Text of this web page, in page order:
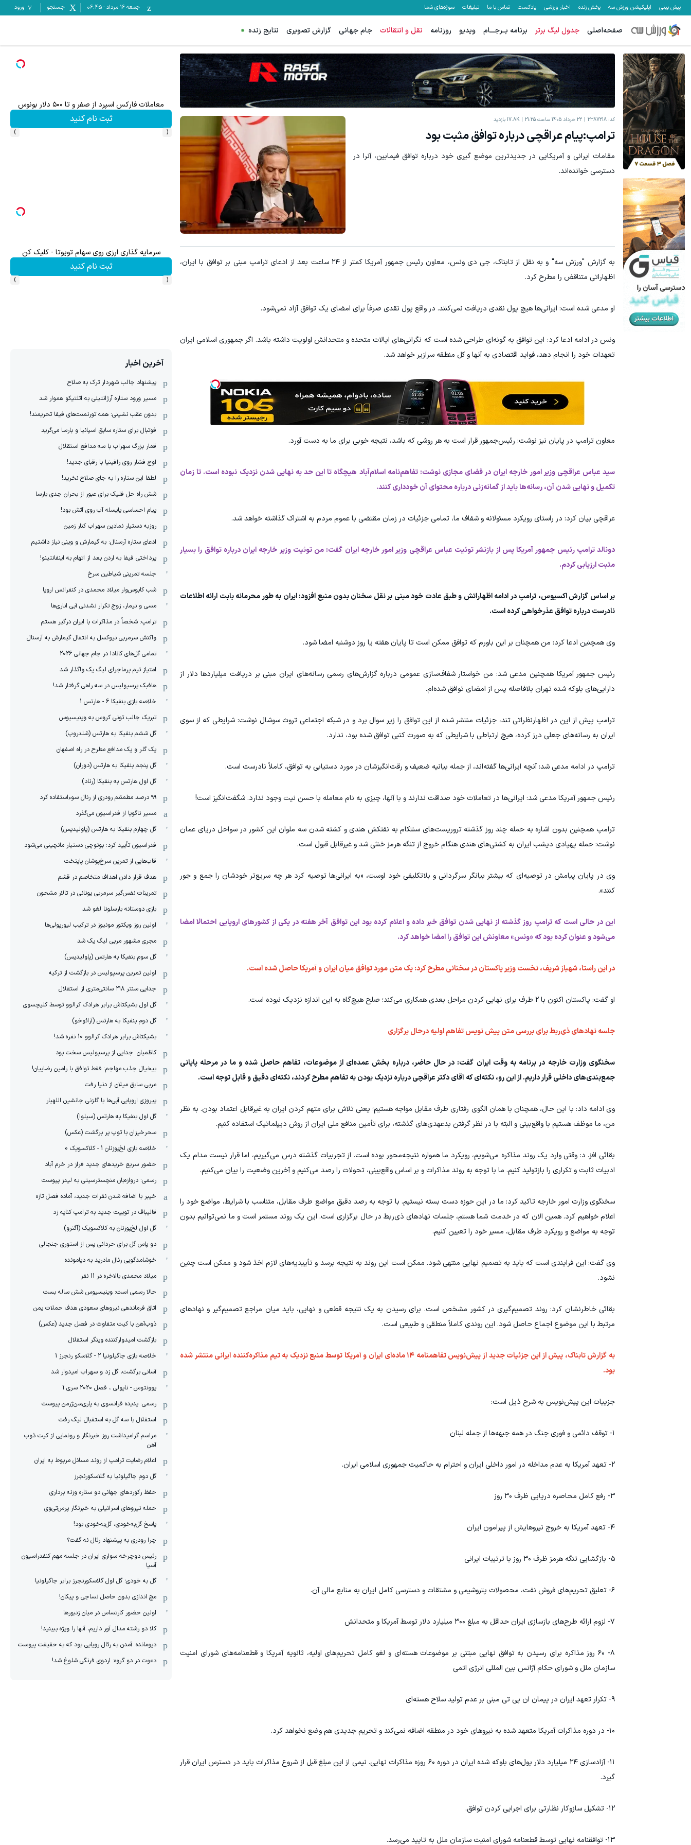
پیش بینی اپلیکیشن ورزش سه پخش زنده اخبار ورزشی پادکست تماس با ما تبلیغات سوژه‌های شما جمعه ۱۶ مرداد -
06:45 جستجو ورود
صفحه‌اصلی جدول لیگ برتر برنامه بــرجـــام ویدیو روزنامه نقل و انتقالات جام جهانی گزارش تصویری نتایج زنده
کد: 2387218 22 خرداد 1405 ساعت 21:25 17.8K بازدید
ترامپ:پیام عراقچی درباره توافق مثبت بود
مقامات ایرانی و آمریکایی در جدیدترین موضع گیری خود درباره توافق فیمابین، آنرا در
دسترسی خوانده‌اند.
به گزارش "ورزش سه" و به نقل از تابناک، جی دی ونس، معاون رئیس جمهور آمریکا کمتر از ۲۴ ساعت بعد از ادعای ترامپ مبنی بر توافق با ایران،
اظهاراتی متناقض را مطرح کرد.
او مدعی شده است: ایرانی‌ها هیچ پول نقدی دریافت نمی‌کنند. در واقع پول نقدی صرفاً برای امضای یک توافق آزاد نمی‌شود.
ونس در ادامه ادعا کرد: این توافق به گونه‌ای طراحی شده است که نگرانی‌های ایالات متحده و متحدانش اولویت داشته باشد. اگر جمهوری اسلامی ایران
تعهدات خود را انجام دهد، فواید اقتصادی به آنها و کل منطقه سرازیر خواهد شد.
معاون ترامپ در پایان نیز نوشت: رئیس‌جمهور قرار است به هر روشی که باشد، نتیجه خوبی برای ما به دست آورد.
سید عباس عراقچی وزیر امور خارجه ایران در فضای مجازی نوشت: تفاهم‌نامه اسلام‌آباد هیچگاه تا این حد به نهایی شدن نزدیک نبوده است. تا زمان
تکمیل و نهایی شدن آن، رسانه‌ها باید از گمانه‌زنی درباره محتوای آن خودداری کنند.
عراقچی بیان کرد: در راستای رویکرد مسئولانه و شفاف ما، تمامی جزئیات در زمان مقتضی با عموم مردم به اشتراک گذاشته خواهد شد.
دونالد ترامپ رئیس جمهور آمریکا پس از بازنشر توئیت عباس عراقچی وزیر امور خارجه ایران گفت: من توئیت وزیر خارجه ایران درباره توافق را بسیار
مثبت ارزیابی کردم.
بر اساس گزارش اکسیوس، ترامپ در ادامه اظهاراتش و طبق عادت خود مبنی بر نقل سخنان بدون منبع افزود: ایران به طور محرمانه بابت ارائه اطلاعات
نادرست درباره توافق عذرخواهی کرده است.
وی همچنین ادعا کرد: من همچنان بر این باورم که توافق ممکن است تا پایان هفته یا روز دوشنبه امضا شود.
رئیس جمهور آمریکا همچنین مدعی شد: من خواستار شفاف‌سازی عمومی درباره گزارش‌های رسمی رسانه‌های ایران مبنی بر دریافت میلیارد‌ها دلار از
دارایی‌های بلوکه شده تهران بلافاصله پس از امضای توافق شده‌ام.
ترامپ پیش از این در اظهارنظراتی تند، جزئیات منتشر شده از این توافق را زیر سوال برد و در شبکه اجتماعی تروث سوشال نوشت: شرایطی که از سوی
ایران به رسانه‌های جعلی درز کرده، هیچ ارتباطی با شرایطی که به صورت کتبی توافق شده بود، ندارد.
ترامپ در ادامه مدعی شد: آنچه ایرانی‌ها گفته‌اند، از جمله بیانیه ضعیف و رقت‌انگیزشان در مورد دستیابی به توافق، کاملاً نادرست است.
رئیس جمهور آمریکا مدعی شد: ایرانی‌ها در تعاملات خود صداقت ندارند و با آنها، چیزی به نام معامله با حسن نیت وجود ندارد. شگفت‌انگیز است!
ترامپ همچنین بدون اشاره به حمله چند روز گذشته تروریست‌های سنتکام به نفتکش هندی و کشته شدن سه ملوان این کشور در سواحل دریای عمان
نوشت: حمله پهپادی دیشب ایران به کشتی‌های هندی هنگام خروج از تنگه هرمز خنثی شد و غیرقابل قبول است.
وی در پایان پیامش در توصیه‌ای که بیشتر بیانگر سرگردانی و بلاتکلیفی خود اوست، «به ایرانی‌ها توصیه کرد هر چه سریع‌تر خودشان را جمع و جور
کنند».
این در حالی است که ترامپ روز گذشته از نهایی شدن توافق خبر داده و اعلام کرده بود این توافق آخر هفته در یکی از کشور‌های اروپایی احتمالا امضا
می‌شود و عنوان کرده بود که «ونس» معاونش این توافق را امضا خواهد کرد.
در این راستا، شهباز شریف، نخست وزیر پاکستان در سخنانی مطرح کرد: یک متن مورد توافق میان ایران و آمریکا حاصل شده است.
او گفت: پاکستان اکنون با ۲ طرف برای نهایی کردن مراحل بعدی همکاری می‌کند؛ صلح هیچ‌گاه به این اندازه نزدیک نبوده است.
جلسه نهادهای ذی‌ربط برای بررسی متن پیش نویس تفاهم اولیه درحال برگزاری
سخنگوی وزارت خارجه در برنامه به وقت ایران گفت: در حال حاضر، درباره بخش عمده‌ای از موضوعات، تفاهم حاصل شده و ما در مرحله پایانی
جمع‌بندی‌های داخلی قرار داریم. از این رو، نکته‌ای که آقای دکتر عراقچی درباره نزدیک بودن به تفاهم مطرح کردند، نکته‌ای دقیق و قابل توجه است.
وی ادامه داد: با این حال، همچنان با همان الگوی رفتاری طرف مقابل مواجه هستیم؛ یعنی تلاش برای متهم کردن ایران به غیرقابل اعتماد بودن. به نظر
من، ما موظف هستیم با واقع‌بینی و البته با در نظر گرفتن بدعهدی‌های گذشته، برای تأمین منافع ملی ایران از روش دیپلماتیک استفاده کنیم.
بقائی افز. د: وقتی وارد یک روند مذاکره می‌شویم، رویکرد ما همواره نتیجه‌محور بوده است. از تجربیات گذشته درس می‌گیریم، اما قرار نیست مدام یک
ادبیات ثابت و تکراری را بازتولید کنیم. ما با توجه به روند مذاکرات و بر اساس واقع‌بینی، تحولات را رصد می‌کنیم و آخرین وضعیت را بیان می‌کنیم.
سخنگوی وزارت امور خارجه تاکید کرد: ما در این حوزه دست بسته نیستیم. با توجه به رصد دقیق مواضع طرف مقابل، متناسب با شرایط، مواضع خود را
اعلام خواهیم کرد. همین الان که در خدمت شما هستم، جلسات نهاد‌های ذی‌ربط در حال برگزاری است. این یک روند مستمر است و ما نمی‌توانیم بدون
توجه به مواضع و رویکرد طرف مقابل، مسیر خود را تعیین کنیم.
وی گفت: این فرایندی است که باید به تصمیم نهایی منتهی شود. ممکن است این روند به نتیجه برسد و تأییدیه‌های لازم اخذ شود و ممکن است چنین
نشود.
بقائی خاطرنشان کرد: روند تصمیم‌گیری در کشور مشخص است. برای رسیدن به یک نتیجه قطعی و نهایی، باید میان مراجع تصمیم‌گیر و نهاد‌های
مرتبط با این موضوع اجماع حاصل شود. این روندی کاملاً منطقی و طبیعی است.
به گزارش تابناک، پیش از این جزئیات جدید از پیش‌نویس تفاهمنامه ۱۴ ماده‌ای ایران و آمریکا توسط منبع نزدیک به تیم مذاکره‌کننده ایرانی منتشر شده
بود.
جزییات این پیش‌نویس به شرح ذیل است:
۱- توقف دائمی و فوری جنگ در همه جبهه‌ها از جمله لبنان
۲- تعهد آمریکا به عدم مداخله در امور داخلی ایران و احترام به حاکمیت جمهوری اسلامی ایران.
۳- رفع کامل محاصره دریایی ظرف ۳۰ روز
۴- تعهد آمریکا به خروج نیروهایش از پیرامون ایران
۵- بازگشایی تنگه هرمز ظرف ۳۰ روز با ترتیبات ایرانی
۶- تعلیق تحریم‌های فروش نفت، محصولات پتروشیمی و مشتقات و دسترسی کامل ایران به منابع مالی آن.
۷- لزوم ارائه طرح‌های بازسازی ایران حداقل به مبلغ ۳۰۰ میلیارد دلار توسط آمریکا و متحدانش
۸- ۶۰ روز مذاکره برای رسیدن به توافق نهایی مبتنی بر موضوعات هسته‌ای و لغو کامل تحریم‌های اولیه، ثانویه آمریکا و قطعنامه‌های شورای امنیت
سازمان ملل و شورای حکام آژانس بین المللی انرژی اتمی
۹- تکرار تعهد ایران در پیمان ان پی تی مبنی بر عدم تولید سلاح هسته‌ای
۱۰- در دوره مذاکرات آمریکا متعهد شده به نیرو‌های خود در منطقه اضافه نمی‌کند و تحریم جدیدی هم وضع نخواهد کرد.
۱۱- آزادسازی ۲۴ میلیارد دلار پول‌های بلوکه شده ایران در دوره ۶۰ روزه مذاکرات نهایی. نیمی از این مبلغ قبل از شروع مذاکرات باید در دسترس ایران قرار
گیرد.
۱۲- تشکیل سازوکار نظارتی برای اجرایی کردن توافق.
۱۳- توافقنامه نهایی توسط قطعنامه شورای امنیت سازمان ملل به تایید می‌رسد.
معاملات فارکس اسپرد از صفر و تا ۵۰۰ دلار بونوس
ثبت نام کنید
‹
›
سرمایه گذاری ارزی روی سهام تویوتا - کلیک کن
ثبت نام کنید
‹
›
آخرین اخبار
پیشنهاد جالب شهردار ترک به صلاح
مسیر ورود ستاره آرژانتینی به اتلتیکو هموار شد
بدون عقب نشینی: همه تورنمنت‌های فیفا تحریمند!
فوتبال برای ستاره سابق اسپانیا و بارسا می‌گرید
قمار بزرگ سهراب با سه مدافع استقلال
اوج فشار روی رافینیا با رقبای جدید!
لطفا این ستاره را به جای صلاح نخرید!
شش راه حل فلیک برای عبور از بحران جدی بارسا
پیام احساسی یایسله آب روی آتش بود!
روزبه دستیار نمادین سهراب کنار زمین
ادعای ستاره آرسنال: به گیمارش و وینی نیاز داشتیم
پرداختی فیفا به اردن بعد از اتهام به اینفانتینو!
جلسه تمرینی شیاطین سرخ
شب کابوس‌وار میلاد محمدی در کنفرانس اروپا
مسی و نیمار، زوج تکرار نشدنی آبی اناری‌ها
ترامپ: شخصاً در مذاکرات با ایران درگیر هستم
واکنش سرمربی نیوکسل به انتقال گیمارش به آرسنال
تمامی گل‌های کانادا در جام جهانی 2026
امتیاز تیم پرماجرای لیگ یک واگذار شد
هافبک پرسپولیس در سه راهی گرفتار شد!
خلاصه بازی بنفیکا 6 - هارتس 1
تبریک جالب تونی کروس به وینیسیوس
گل ششم بنفیکا به هارتس (شلدروپ)
یک گلر و یک مدافع مطرح در راه اصفهان
گل پنجم بنفیکا به هارتس (دوران)
گل اول هارتس به بنفیکا (رناد)
۹۹ درصد مطمئنم رودری از رئال سوءاستفاده کرد
مسیر ناگویا از فدراسیون می‌گذرد
گل چهارم بنفیکا به هارتس (پاولیدیس)
فدراسیون تأیید کرد: بونوچی دستیار مانچینی می‌شود
قاب‌هایی از تمرین سرخ‌پوشان پایتخت
هدف قرار دادن اهداف متخاصم در قشم
‏تمرینات نفس‌گیر سرمربی یونانی در تالار مشحون
بازی دوستانه بارسلونا لغو شد
اولین روز ویکتور مونیوز در ترکیب لیورپولی‌ها
مجری مشهور مربی لیگ یک شد
گل سوم بنفیکا به هارتس (پاولیدیس)
اولین تمرین پرسپولیس در بازگشت از ترکیه
جدایی سنتر ۲۱۸ سانتی‌متری از استقلال
گل اول بشیکتاش برابر هرادک کرالوو توسط کلیچسوی
گل دوم بنفیکا به هارتس (آرائوخو)
بشیکتاش برابر هرادک کرالوو 10 نفره شد!
کاظمیان: جدایی از پرسپولیس سخت بود
بیخیال جذب مهاجم: فقط توافق با رامین رضاییان!
مربی سابق میلان از دنیا رفت
پیروزی اروپایی آبی‌ها با گلزنی جانشین اللهیار
گل اول بنفیکا به هارتس (سیلوا)
سحرخیزان با توپ پر برگشت (عکس)
خلاصه بازی لخ‌پوزنان 1 - کلاکسویک 0
حضور سریع خریدهای جدید فراز در خرم آباد
رسمی: دروازه‌بان منچسترسیتی به لیدز پیوست
خیبر با اضافه شدن نفرات جدید، آماده فصل تازه
قالیباف در توییت جدید به ترامپ کنایه زد
گل اول لخ‌پوزنان به کلاکسویک (آگنرو)
دو پاس گل برای حردانی پس از استوری جنجالی
خوشامدگویی رئال مادرید به دیامونده
میلاد محمدی بالاخره در 11 نفر
حالا رسمی است: وینیسیوس شش ساله بست
اتاق فرماندهی نیروهای سعودی هدف حملات یمن
ذوب‌آهن با کیت متفاوت در فصل جدید (عکس)
بازگشت امیدوارکننده وینگر استقلال
خلاصه بازی جاگیلونیا 2 - گلاسکو رنجرز 1
آسانی برگشت، گل زد و سهراب امیدوار شد
یوونتوس - ناپولی ، فصل 2020 سری آ
رسمی: پدیده فرانسوی به پاری‌سن‌ژرمن پیوست
استقلال با سه گل به استقبال لیگ رفت
مراسم گرامیداشت روز خبرنگار و رونمایی از کیت ذوب
آهن
اعلام رضایت ترامپ از روند مسائل مربوط به ایران
گل دوم جاگیلونیا به گلاسکورنجرز
حفظ رکوردهای جهانی دو ستاره وزنه برداری
حمله نیروهای اسرائیلی به خبرنگار پرس‌تی‌وی
پاسخ گل‌به‌خودی، گل‌به‌خودی بود!
چرا رودری به پیشنهاد رئال نه گفت؟
رئیس دوچرخه سواری ایران در جلسه مهم کنفدراسیون
آسیا
گل به خودی؛ گل اول گلاسکورنجرز برابر جاگیلونیا
مچ اندازی بدون حاصل نساجی و پیکان!
اولین حضور کارتساس در میان زنبورها
کلا دو‌ رشته مدال آور داریم، آنها را ویژه ببینید!
دیومانده: آمدن به رئال رویایی بود که به حقیقت پیوست
دعوت در دو گروه: اردوی فرنگی شلوغ شد!